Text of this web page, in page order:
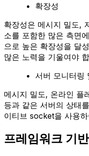
확장성
확장성은 메시지 밀도,
소를 포함한 많은 측면
으로 높은 확장성을 달
많은 노력을 기울여야
서버 모니터링
메시지 밀도, 온라인 플
등과 같은 서버의 상태
이티브 socket을 사용
프레임워크 기